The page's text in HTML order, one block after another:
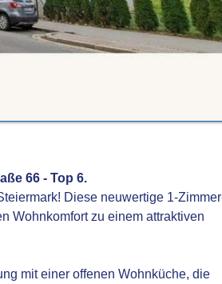
66 - Top 6.
Diese neuwertige 1-
Wohnkomfort zu einem attraktiven
mit einer offenen Wohnküche, die